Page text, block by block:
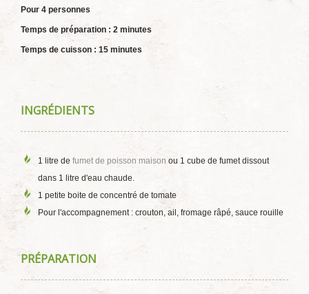
Pour 4 personnes
Temps de préparation : 2 minutes
Temps de cuisson : 15 minutes
INGRÉDIENTS
1 litre de fumet de poisson maison ou 1 cube de fumet dissout
dans 1 litre d'eau chaude.
1 petite boite de concentré de tomate
Pour l'accompagnement : crouton, ail, fromage râpé, sauce rouille
PRÉPARATION